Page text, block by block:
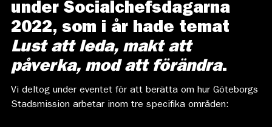
under Socialchefsdagarna
2022, som i år hade temat
Lust att leda, makt att
påverka, mod att förändra.
Vi deltog under eventet för att berätta om hur Göteborgs
Stadsmission arbetar inom tre specifika områden: